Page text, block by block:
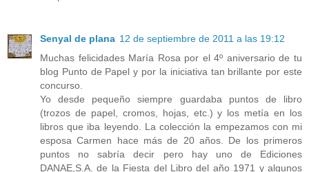
Senyal de plana 12 de septiembre de 2011 a las 19:12
Muchas felicidades María Rosa por el 4º aniversario de tu
blog Punto de Papel y por la iniciativa tan brillante por este
concurso.
Yo desde pequeño siempre guardaba puntos de libro
(trozos de papel, cromos, hojas, etc.) y los metía en los
libros que iba leyendo. La colección la empezamos con mi
esposa Carmen hace más de 20 años. De los primeros
puntos no sabría decir pero hay uno de Ediciones
DANAE,S.A. de la Fiesta del Libro del año 1971 y algunos